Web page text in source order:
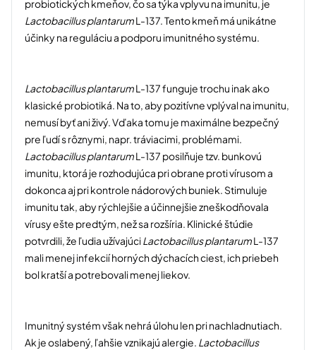
probiotických kmeňov, čo sa týka vplyvu na imunitu, je
Lactobacillus plantarumL-137. Tento kmeň má unikátne
účinky na reguláciu a podporu imunitného systému.
Lactobacillus plantarumL-137 funguje trochu inak ako
klasické probiotiká. Na to, aby pozitívne vplýval na imunitu,
nemusí byť ani živý. Vďaka tomu je maximálne bezpečný
pre ľudí s rôznymi, napr. tráviacimi, problémami.
Lactobacillus plantarumL-137 posilňuje tzv. bunkovú
imunitu, ktorá je rozhodujúca pri obrane proti vírusom a
dokonca aj pri kontrole nádorových buniek. Stimuluje
imunitu tak, aby rýchlejšie a účinnejšie zneškodňovala
vírusy ešte predtým, než sa rozšíria. Klinické štúdie
potvrdili, že ľudia užívajúciLactobacillus plantarumL-137
mali menej infekcií horných dýchacích ciest, ich priebeh
bol kratší a potrebovali menej liekov.
Imunitný systém však nehrá úlohu len pri nachladnutiach.
Ak je oslabený, ľahšie vznikajú alergie. Lactobacillus